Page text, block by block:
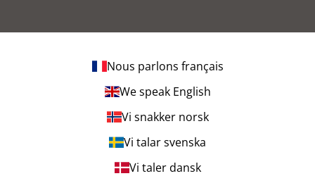
Nous parlons français
We speak English
Vi snakker norsk
Vi talar svenska
Vi taler dansk